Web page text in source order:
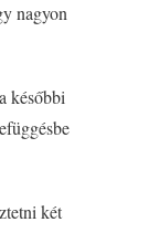
nagyon
későbbi
két